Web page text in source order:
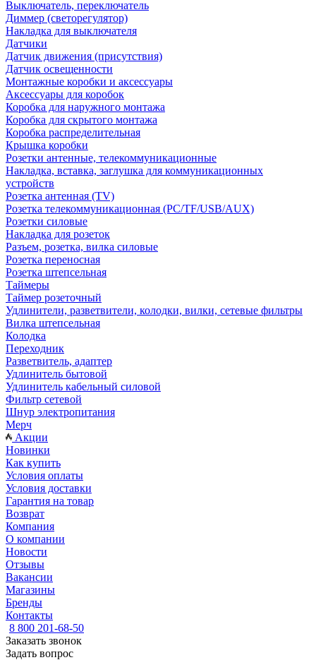
Выключатель, переключатель
Диммер (светорегулятор)
Накладка для выключателя
Датчики
Датчик движения (присутствия)
Датчик освещенности
Монтажные коробки и аксессуары
Аксессуары для коробок
Коробка для наружного монтажа
Коробка для скрытого монтажа
Коробка распределительная
Крышка коробки
Розетки антенные, телекоммуникационные
Накладка, вставка, заглушка для коммуникационных
устройств
Розетка антенная (TV)
Розетка телекоммуникационная (PC/TF/USB/AUX)
Розетки силовые
Накладка для розеток
Разъем, розетка, вилка силовые
Розетка переносная
Розетка штепсельная
Таймеры
Таймер розеточный
Удлинители, разветвители, колодки, вилки, сетевые фильтры
Вилка штепсельная
Колодка
Переходник
Разветвитель, адаптер
Удлинитель бытовой
Удлинитель кабельный силовой
Фильтр сетевой
Шнур электропитания
Мерч
Акции
Новинки
Как купить
Условия оплаты
Условия доставки
Гарантия на товар
Возврат
Компания
О компании
Новости
Отзывы
Вакансии
Магазины
Бренды
Контакты
8 800 201-68-50
Заказать звонок
Задать вопрос